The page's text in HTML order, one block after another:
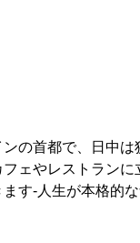
の首都で、日中は
ェやレストランに
す-人生が本格的